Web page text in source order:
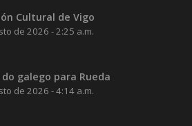
Cultural de Vigo
de 2026 - 2:25 a.m.
galego para Rueda
de 2026 - 4:14 a.m.